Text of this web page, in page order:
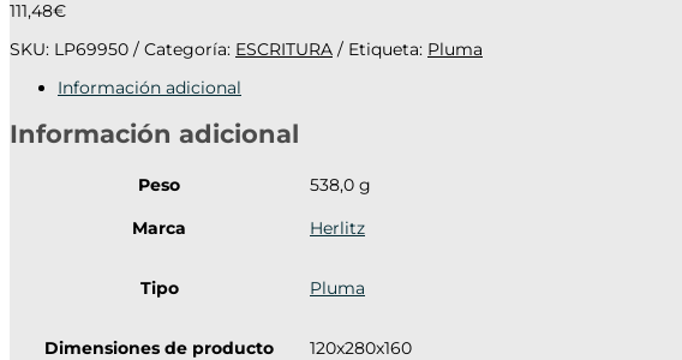
111,48€
SKU: LP69950 Categoría: ESCRITURA Etiqueta: Pluma
Información adicional
Información adicional
Peso
538,0 g
Marca
Herlitz
Tipo Pluma
Dimensiones de producto 120x280x160